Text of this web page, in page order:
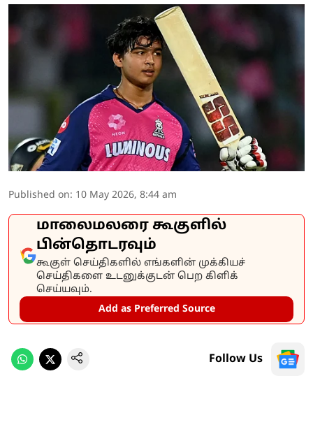
Published on: 10 May 2026, 8:44 am
மாலைமலரை கூகுளில்
பின்தொடரவும்
கூகுள் செய்திகளில் எங்களின் முக்கியச்
செய்திகளை உடனுக்குடன் பெற கிளிக்
செய்யவும்.
Add as Preferred Source
Follow Us